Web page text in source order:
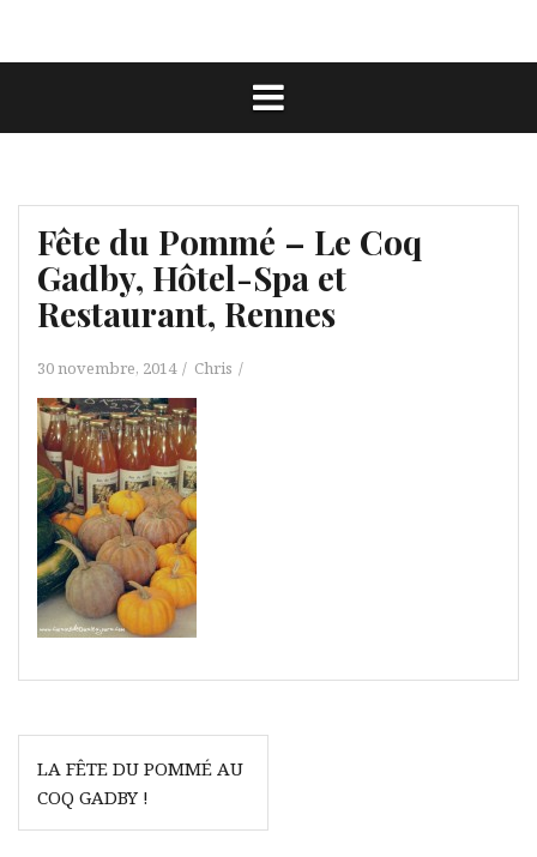
Fête du Pommé – Le Coq
Gadby, Hôtel-Spa et
Restaurant, Rennes
30 novembre, 2014 Chris
Navigation
de
l’article
LA FÊTE DU POMMÉ AU
COQ GADBY !